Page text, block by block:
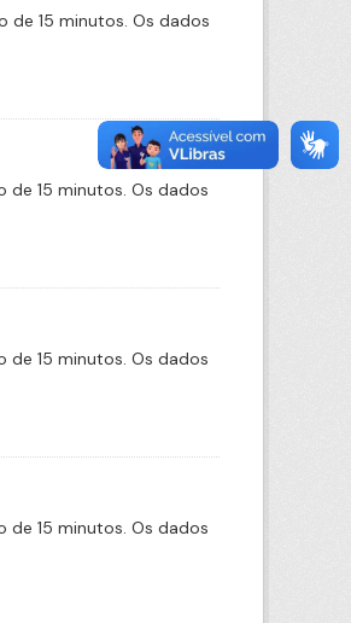
15 minutos. Os dados
15 minutos. Os dados
15 minutos. Os dados
15 minutos. Os dados